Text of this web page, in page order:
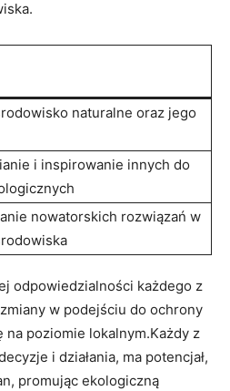
naturalne⁤ oraz jego
i inspirowanie innych do
nowatorskich rozwiązań w
odpowiedzialności każdego ‌z
w ‌podejściu do⁢ ochrony
na poziomie ⁤lokalnym.Każdy z​
i działania, ma ⁤potencjał,
promując ekologiczną